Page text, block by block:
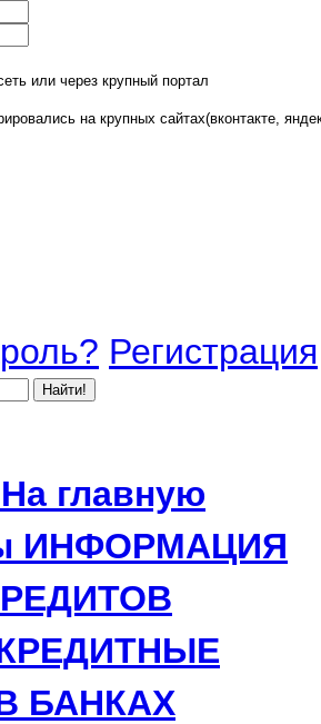
или через крупный портал
на крупных сайтах(вконтакте,
Регистрация
На главную
ИНФОРМАЦИЯ
БАНКАХ